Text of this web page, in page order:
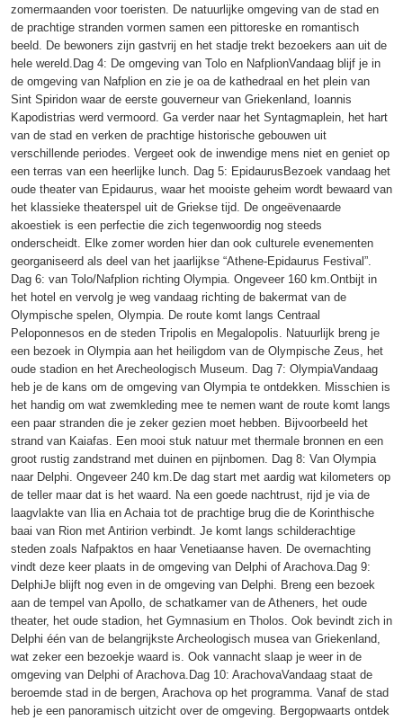
zomermaanden voor toeristen. De natuurlijke omgeving van de stad en
de prachtige stranden vormen samen een pittoreske en romantisch
beeld. De bewoners zijn gastvrij en het stadje trekt bezoekers aan uit de
hele wereld.Dag 4: De omgeving van Tolo en NafplionVandaag blijf je in
de omgeving van Nafplion en zie je oa de kathedraal en het plein van
Sint Spiridon waar de eerste gouverneur van Griekenland, Ioannis
Kapodistrias werd vermoord. Ga verder naar het Syntagmaplein, het hart
van de stad en verken de prachtige historische gebouwen uit
verschillende periodes. Vergeet ook de inwendige mens niet en geniet op
een terras van een heerlijke lunch. Dag 5: EpidaurusBezoek vandaag het
oude theater van Epidaurus, waar het mooiste geheim wordt bewaard van
het klassieke theaterspel uit de Griekse tijd. De ongeëvenaarde
akoestiek is een perfectie die zich tegenwoordig nog steeds
onderscheidt. Elke zomer worden hier dan ook culturele evenementen
georganiseerd als deel van het jaarlijkse “Athene-Epidaurus Festival”.
Dag 6: van Tolo/Nafplion richting Olympia. Ongeveer 160 km.Ontbijt in
het hotel en vervolg je weg vandaag richting de bakermat van de
Olympische spelen, Olympia. De route komt langs Centraal
Peloponnesos en de steden Tripolis en Megalopolis. Natuurlijk breng je
een bezoek in Olympia aan het heiligdom van de Olympische Zeus, het
oude stadion en het Arecheologisch Museum. Dag 7: OlympiaVandaag
heb je de kans om de omgeving van Olympia te ontdekken. Misschien is
het handig om wat zwemkleding mee te nemen want de route komt langs
een paar stranden die je zeker gezien moet hebben. Bijvoorbeeld het
strand van Kaiafas. Een mooi stuk natuur met thermale bronnen en een
groot rustig zandstrand met duinen en pijnbomen. Dag 8: Van Olympia
naar Delphi. Ongeveer 240 km.De dag start met aardig wat kilometers op
de teller maar dat is het waard. Na een goede nachtrust, rijd je via de
laagvlakte van Ilia en Achaia tot de prachtige brug die de Korinthische
baai van Rion met Antirion verbindt. Je komt langs schilderachtige
steden zoals Nafpaktos en haar Venetiaanse haven. De overnachting
vindt deze keer plaats in de omgeving van Delphi of Arachova.Dag 9:
DelphiJe blijft nog even in de omgeving van Delphi. Breng een bezoek
aan de tempel van Apollo, de schatkamer van de Atheners, het oude
theater, het oude stadion, het Gymnasium en Tholos. Ook bevindt zich in
Delphi één van de belangrijkste Archeologisch musea van Griekenland,
wat zeker een bezoekje waard is. Ook vannacht slaap je weer in de
omgeving van Delphi of Arachova.Dag 10: ArachovaVandaag staat de
beroemde stad in de bergen, Arachova op het programma. Vanaf de stad
heb je een panoramisch uitzicht over de omgeving. Bergopwaarts ontdek